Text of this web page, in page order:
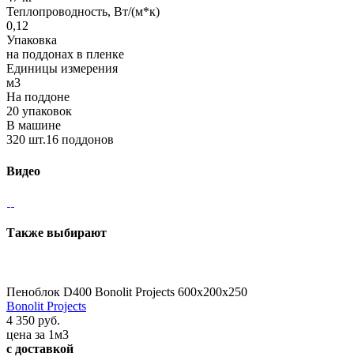
Теплопроводность, Вт/(м*к)
0,12
Упаковка
на поддонах в пленке
Единицы измерения
м3
На поддоне
20 упаковок
В машине
320 шт.16 поддонов
Видео
Также выбирают
Пеноблок D400 Bonolit Projects 600х200х250
Bonolit Projects
4 350 руб.
цена за 1м3
с доставкой